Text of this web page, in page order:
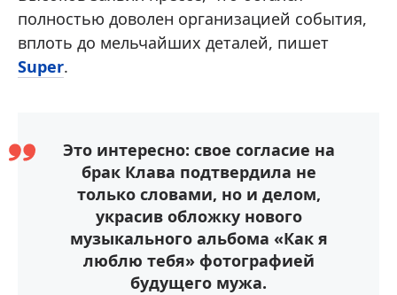
полностью доволен организацией события,
вплоть до мельчайших деталей, пишет
Super.
Это интересно: свое согласие на
брак Клава подтвердила не
только словами, но и делом,
украсив обложку нового
музыкального альбома «Как я
люблю тебя» фотографией
будущего мужа.